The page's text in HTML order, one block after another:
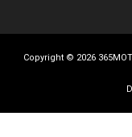
Copyright © 2026